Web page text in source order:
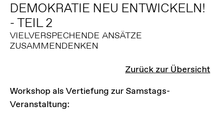
DEMOKRATIE NEU ENTWICKELN!
- TEIL 2
VIELVERSPECHENDE ANSÄTZE
ZUSAMMENDENKEN
Zurück zur Übersicht
Workshop als Vertiefung zur Samstags-
Veranstaltung: